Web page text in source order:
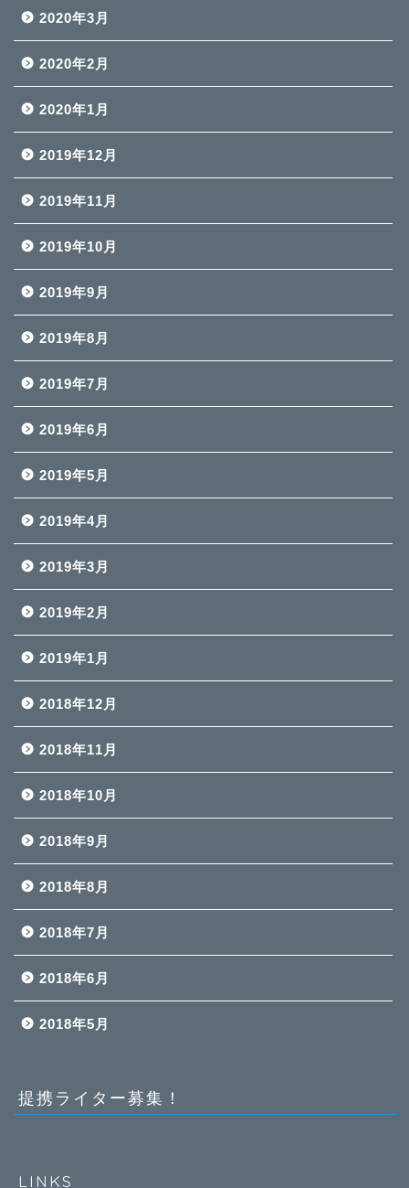
2020年3月
2020年2月
2020年1月
2019年12月
2019年11月
2019年10月
2019年9月
2019年8月
2019年7月
2019年6月
2019年5月
2019年4月
2019年3月
2019年2月
2019年1月
2018年12月
2018年11月
2018年10月
2018年9月
2018年8月
2018年7月
2018年6月
2018年5月
提携ライター募集！
LINKS